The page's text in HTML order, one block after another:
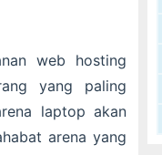
web hosting
yang paling
laptop akan
arena yang